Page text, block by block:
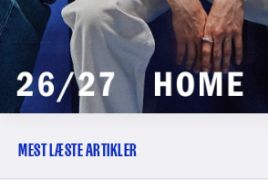
MEST LÆSTE ARTIKLER